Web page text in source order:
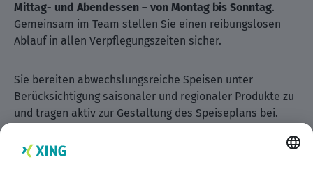
Mittag- und Abendessen – von Montag bis Sonntag.
Gemeinsam im Team stellen Sie einen reibungslosen
Ablauf in allen Verpflegungszeiten sicher.
Sie bereiten abwechslungsreiche Speisen unter
Berücksichtigung saisonaler und regionaler Produkte zu
und tragen aktiv zur Gestaltung des Speiseplans bei.
und effiziente Abläufe in der Küche.